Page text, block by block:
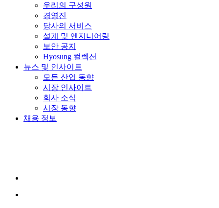
우리의 구성원
경영진
당사의 서비스
설계 및 엔지니어링
보안 공지
Hyosung 컬렉션
뉴스 및 인사이트
모든 산업 동향
시장 인사이트
회사 소식
시장 동향
채용 정보